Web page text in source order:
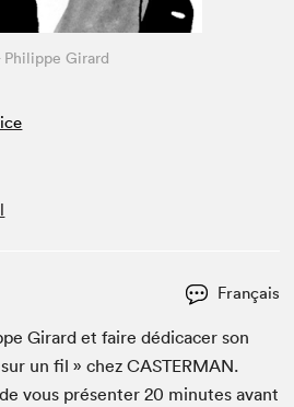
Girard
Français
Girard et faire dédi­cac­er son
un fil » chezCAST­ER­MAN.
vous présen­ter20 min­utes avant